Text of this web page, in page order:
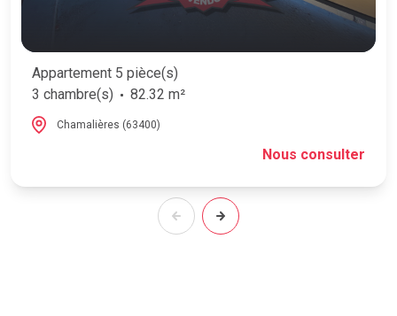
Appartement 5 pièce(s)
3 chambre(s)
82.32 m²
Chamalières (63400)
Nous consulter